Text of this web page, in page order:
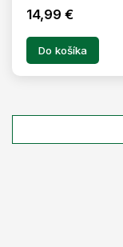
14,99 €
Do košíka